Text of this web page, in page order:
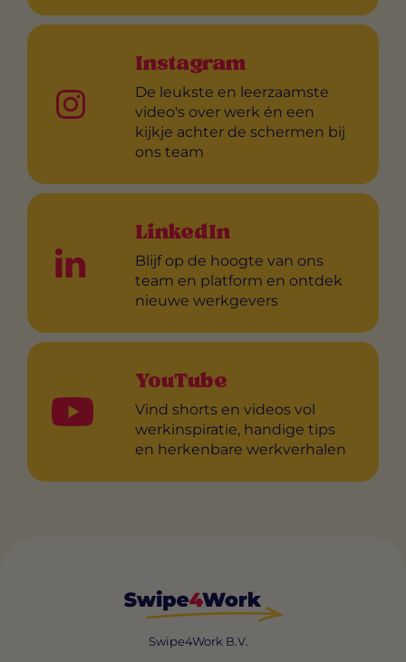
Instagram
De leukste en leerzaamste
video's over werk én een
kijkje achter de schermen bij
ons team
LinkedIn
Blijf op de hoogte van ons
team en platform en ontdek
nieuwe werkgevers
YouTube
Vind shorts en videos vol
werkinspiratie, handige tips
en herkenbare werkverhalen
Swipe4Work B.V.